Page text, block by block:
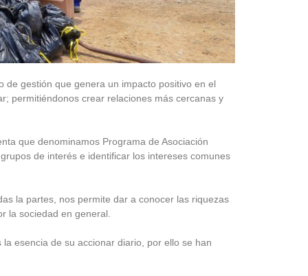
de gestión que genera un impacto positivo en el
permitiéndonos crear relaciones más cercanas y
que denominamos Programa de Asociación
de interés e identificar los intereses comunes
la partes, nos permite dar a conocer las riquezas
la sociedad en general.
esencia de su accionar diario, por ello se han